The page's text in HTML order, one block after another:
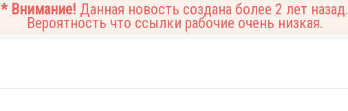
* Внимание! Данная новость создана более 2 лет назад.
Вероятность что ссылки рабочие очень низкая.